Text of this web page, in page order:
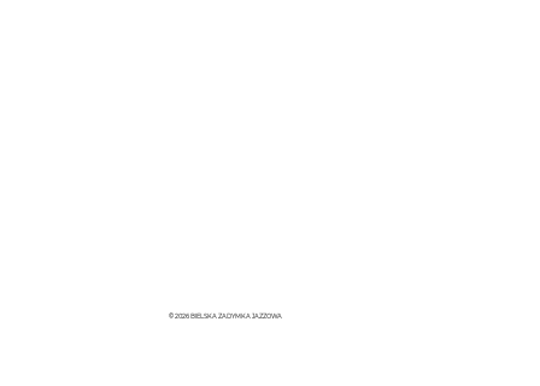
© 2026 BIELSKA ZADYMKA JAZZOWA